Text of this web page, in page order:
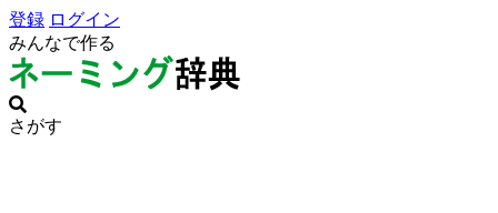
登録 ログイン
みんなで作る
さがす